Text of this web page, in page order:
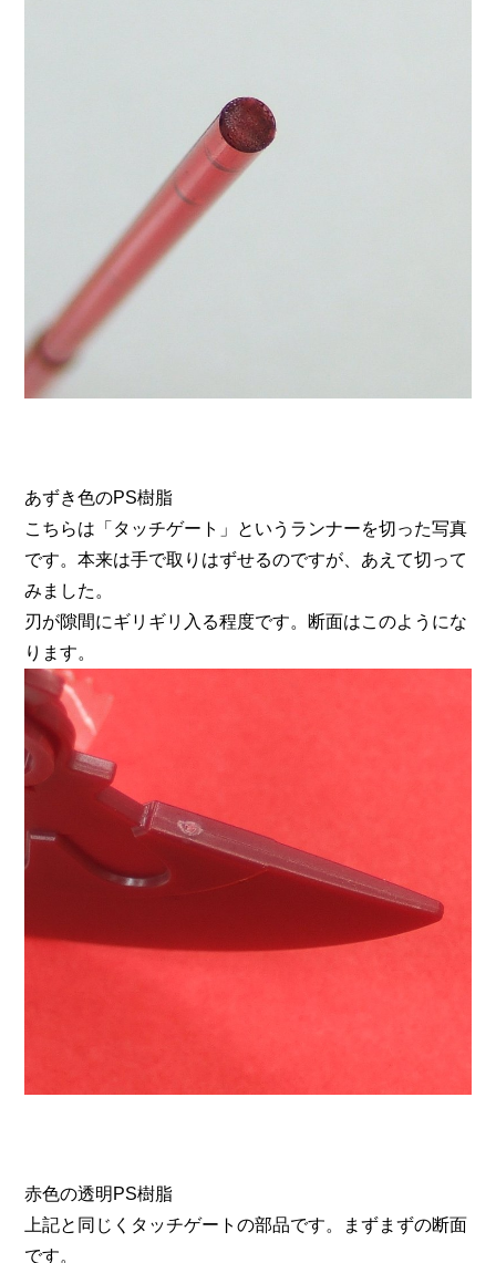
あずき色のPS樹脂
こちらは「タッチゲート」というランナーを切った写真
です。本来は手で取りはずせるのですが、あえて切って
みました。
刃が隙間にギリギリ入る程度です。断面はこのようにな
ります。
赤色の透明PS樹脂
上記と同じくタッチゲートの部品です。まずまずの断面
です。